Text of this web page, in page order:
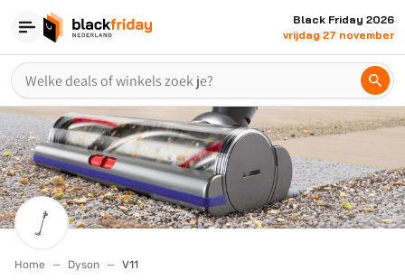
Black Friday 2026
vrijdag 27 november
Home Dyson V11